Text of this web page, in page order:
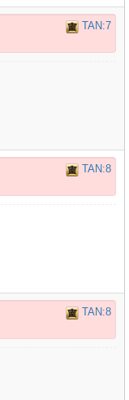
TAN:7
TAN:8
TAN:8